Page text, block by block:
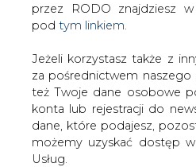
WŁĄCZ
przez RODO znajdziesz
pod tym linkiem.
Jeżeli korzystasz także z
za pośrednictwem naszego
też Twoje dane osobowe
konta lub rejestracji do
dane, które podajesz,
możemy uzyskać dostęp
Usług.
Strona główna RYNEK PALIW
Niemiec odbywają się z
technicznych